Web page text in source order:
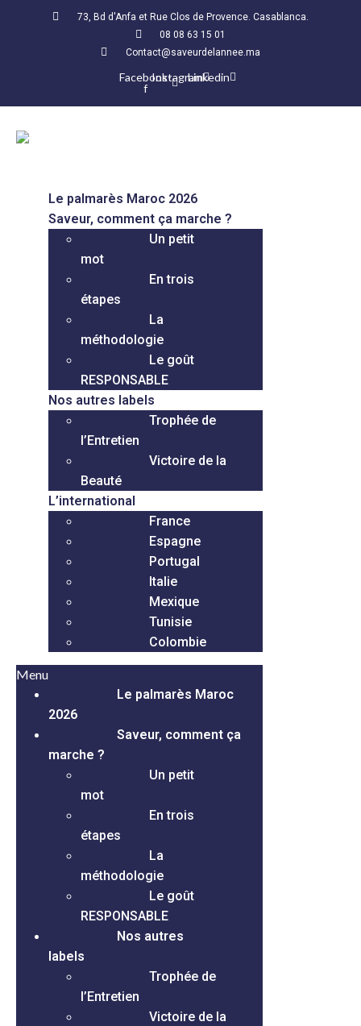
73, Bd d'Anfa et Rue Clos de Provence. Casablanca.
08 08 63 15 01
Contact@saveurdelannee.ma
Facebook-
f
InstagramLinkedin
Le palmarès Maroc 2026
Saveur, comment ça marche ?
Un petit
mot
En trois
étapes
La
méthodologie
Le goût
RESPONSABLE
Nos autres labels
Trophée de
l’Entretien
Victoire de la
Beauté
L’international
France
Espagne
Portugal
Italie
Mexique
Tunisie
Colombie
Menu
Le palmarès Maroc
2026
Saveur, comment ça
marche ?
Un petit
mot
En trois
étapes
La
méthodologie
Le goût
RESPONSABLE
Nos autres
labels
Trophée de
l’Entretien
Victoire de la